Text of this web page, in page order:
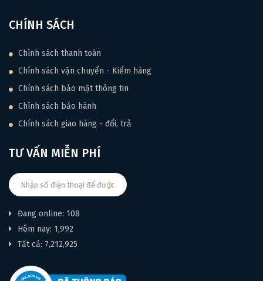
CHÍNH SÁCH
Chính sách thanh toán
Chính sách vận chuyển - Kiểm hàng
Chính sách bảo mật thông tin
Chính sách bảo hành
Chính sách giao hàng - đổi, trả
TƯ VẤN MIỄN PHÍ
Đang online: 108
Hôm nay: 1,992
Tất cả: 7,212,925